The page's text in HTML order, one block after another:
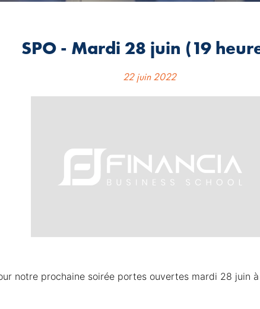
SPO - Mardi 28 juin (19
22 juin 2022